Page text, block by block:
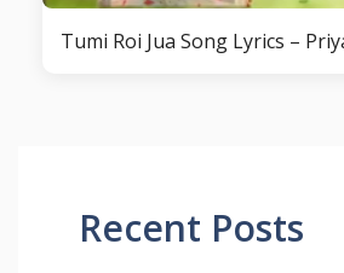
Tumi Roi Jua Song Lyrics –
Recent Posts